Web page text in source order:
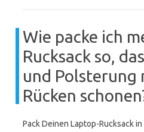
Wie packe ich
Rucksack so,
und Polsterung
Rücken
Pack Deinen Laptop-Rucksack